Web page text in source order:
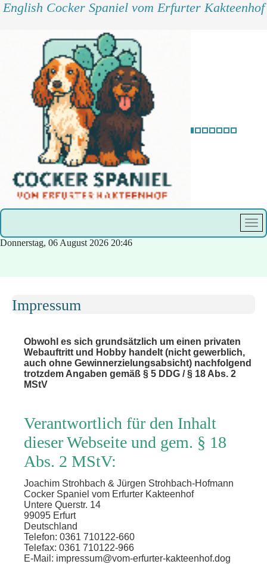
English Cocker Spaniel vom Erfurter Kakteenhof
Donnerstag, 06 August 2026 20:46
Impressum
Obwohl es sich grundsätzlich um einen privaten
Webauftritt und Hobby handelt (nicht gewerblich,
auch ohne Gewinnerzielungsabsicht) nachfolgend
trotzdem Angaben gemäß § 5 DDG / § 18 Abs. 2
MStV
Verantwortlich für den Inhalt
dieser Webseite und gem. § 18
Abs. 2 MStV:
Joachim Strohbach & Jürgen Strohbach-Hofmann
Cocker Spaniel vom Erfurter Kakteenhof
Untere Querstr. 14
99095 Erfurt
Deutschland
Telefon: 0361 710122-660
Telefax: 0361 710122-966
E-Mail: impressum@vom-erfurter-kakteenhof.dog